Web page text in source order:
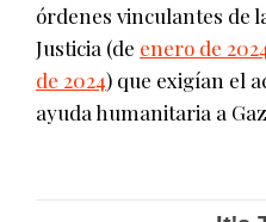
órdenes vinculantes de
Justicia (de enero de
de 2024) que exigían el
ayuda humanitaria a